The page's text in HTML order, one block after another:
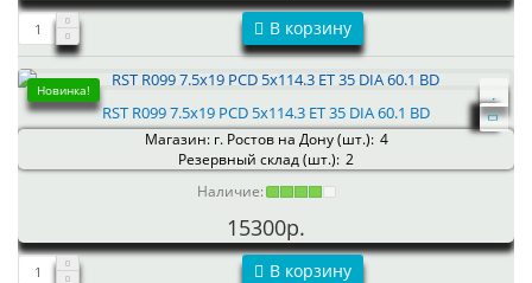
В корзину
Новинка!
RST R099 7.5x19 PCD 5x114.3 ET 35 DIA 60.1 BD
Магазин: г. Ростов на Дону (шт.): 4
Резервный склад (шт.): 2
Наличие:
15300р.
В корзину